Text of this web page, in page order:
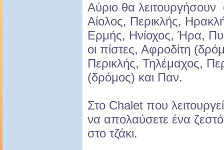
Αύριο θα λειτουργήσουν
Αίολος, Περικλής,
Ερμής, Ηνίοχος, Ήρα,
οι πίστες, Αφροδίτη
Περικλής, Τηλέμαχος,
(δρόμος) και Παν.
Στο Chalet που
να απολαύσετε ένα
στο τζάκι.